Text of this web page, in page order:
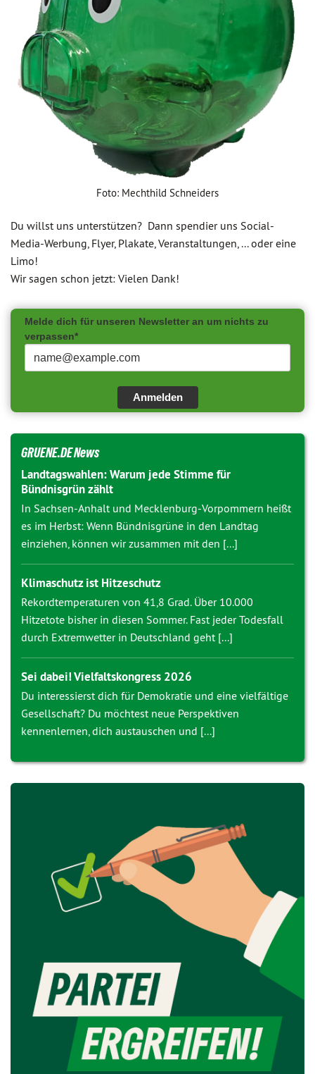
Foto: Mechthild Schneiders
Du willst uns unterstützen? Dann spendier uns Social-
Media-Werbung, Flyer, Plakate, Veranstaltungen, ... oder eine
Limo!
Wir sagen schon jetzt: Vielen Dank!
Melde dich für unseren Newsletter an um nichts zu
verpassen*
Anmelden
GRUENE.DE News
Landtagswahlen: Warum jede Stimme für
Bündnisgrün zählt
In Sachsen-Anhalt und Mecklenburg-Vorpommern heißt
es im Herbst: Wenn Bündnisgrüne in den Landtag
einziehen, können wir zusammen mit den [...]
Klimaschutz ist Hitzeschutz
Rekordtemperaturen von 41,8 Grad. Über 10.000
Hitzetote bisher in diesen Sommer. Fast jeder Todesfall
durch Extremwetter in Deutschland geht [...]
Sei dabei! Vielfaltskongress 2026
Du interessierst dich für Demokratie und eine vielfältige
Gesellschaft? Du möchtest neue Perspektiven
kennenlernen, dich austauschen und [...]